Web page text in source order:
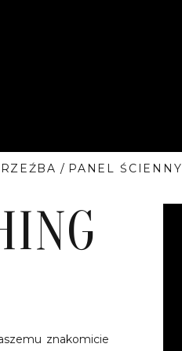
/ PANEL ŚCIENNY
znakomicie